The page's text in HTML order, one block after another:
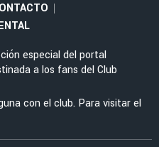
|
especial del portal
a los fans del Club
con el club. Para visitar el